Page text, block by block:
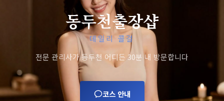
동두천출장샵
데일리 콜걸
전문 관리사가 동두천 어디든 30분 내 방문합니다
코스 안내